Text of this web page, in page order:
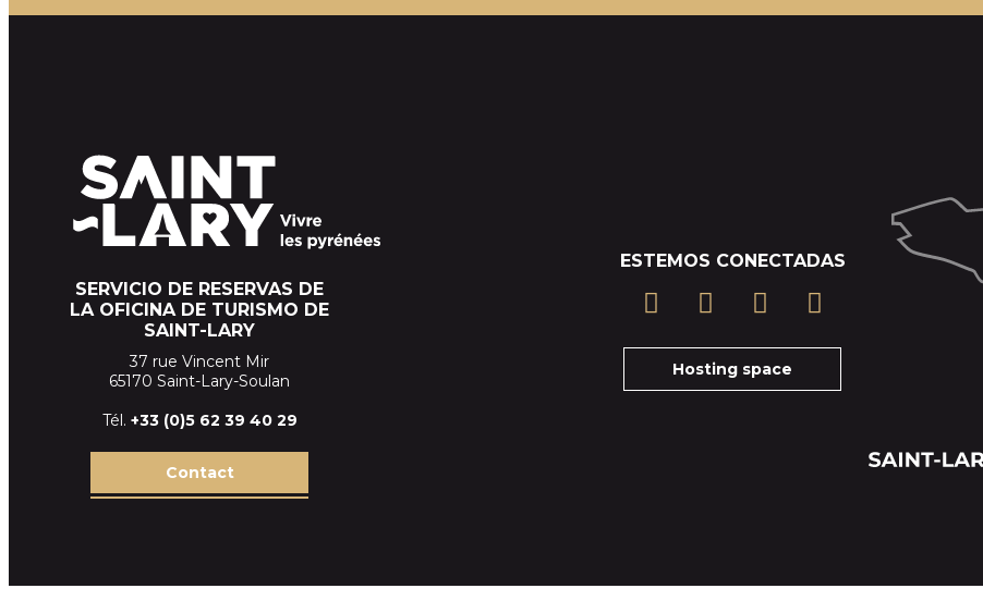
SERVICIO DE RESERVAS DE
LA OFICINA DE TURISMO DE
SAINT-LARY
37 rue Vincent Mir
65170 Saint-Lary-Soulan
Tél. +33 (0)5 62 39 40 29
Contact
ESTEMOS CONECTADAS
Hosting space